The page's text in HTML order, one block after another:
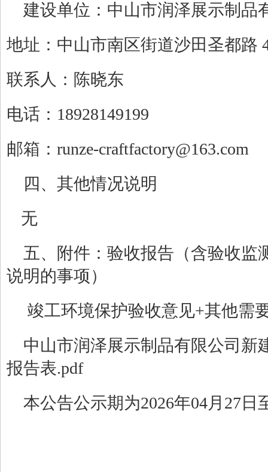
建设单位：中山市润泽展示制品
地址： 中山市南区街道沙田圣都路
联系人：陈晓东
电话： 18928149199
邮箱： runze-craftfactory@163.com
四、其他情况说明
无
五、附件：验收报告（含验收监
说明的事项）
竣工环境保护验收意见+其他需
中山市润泽展示制品有限公司新
报告表.pdf
本公告公示期为2026年04月27日